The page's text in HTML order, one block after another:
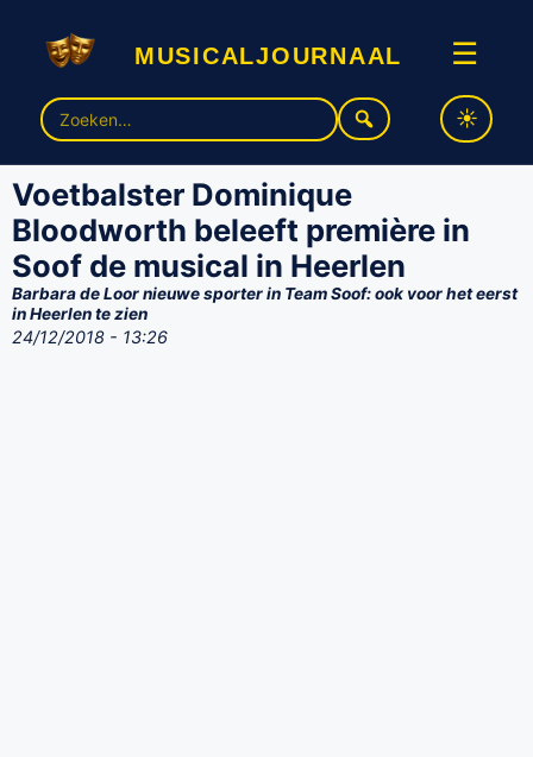
musicaljournaal ☰
Zoek
naar:
Voetbalster Dominique
Bloodworth beleeft première in
Soof de musical in Heerlen
Barbara de Loor nieuwe sporter in Team Soof: ook voor het eerst
in Heerlen te zien
24/12/2018 - 13:26